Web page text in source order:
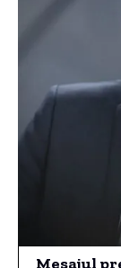
Mesajul